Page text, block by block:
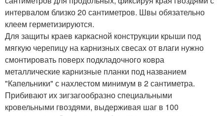
интервалом близко 20 сантиметров. Швы обязательно
клеем герметизируются.
Для защиты краев каркасной конструкции крыши под
мягкую черепицу на карнизных свесах от влаги нужно
смонтировать поверх подкладочного ковра
металлические карнизные планки под названием
"Капельники" с нахлестом минимум в 2 сантиметра.
Прибивают их зигзагообразно специальными
кровельными гвоздями, выдерживая шаг в 100